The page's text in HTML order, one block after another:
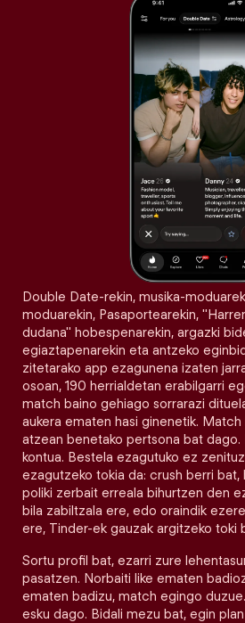
Double Date-rekin, musika-
moduarekin, Pasaportearekin,
dudana" hobespenarekin, argazki
egiaztapenarekin eta antzeko
zitetarako app ezagunena izaten
osoan, 190 herrialdetan erabilgarri
match baino gehiago sorrarazi
aukera ematen hasi ginenetik.
atzean benetako pertsona bat dago.
kontua. Bestela ezagutuko ez
ezagutzeko tokia da: crush berri bat,
poliki zerbait erreala bihurtzen den
bila zabiltzala ere, edo oraindik
ere, Tinder-ek gauzak argitzeko toki
Sortu profil bat, ezarri zure
pasatzen. Norbaiti like ematen
ematen badizu, match egingo
esku dago. Bidali mezu bat, egin